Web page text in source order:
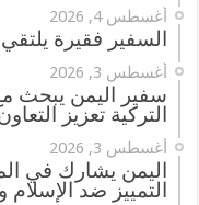
أغسطس 4, 2026
السفير فقيرة يلتقي
أغسطس 3, 2026
سفير اليمن يبحث
التركية تعزيز
أغسطس 3, 2026
اليمن يشارك في
التمييز ضد